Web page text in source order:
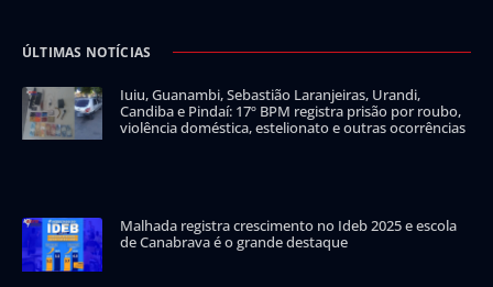
ÚLTIMAS NOTÍCIAS
Iuiu, Guanambi, Sebastião Laranjeiras, Urandi,
Candiba e Pindaí: 17º BPM registra prisão por roubo,
violência doméstica, estelionato e outras ocorrências
Malhada registra crescimento no Ideb 2025 e escola
de Canabrava é o grande destaque